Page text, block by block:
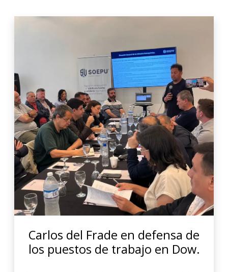
Carlos del Frade en defensa de
los puestos de trabajo en Dow.